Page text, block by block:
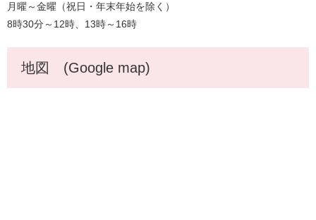
月曜～金曜（祝日・年末年始を除く）
8時30分～12時、13時～16時
地図 (Google map)